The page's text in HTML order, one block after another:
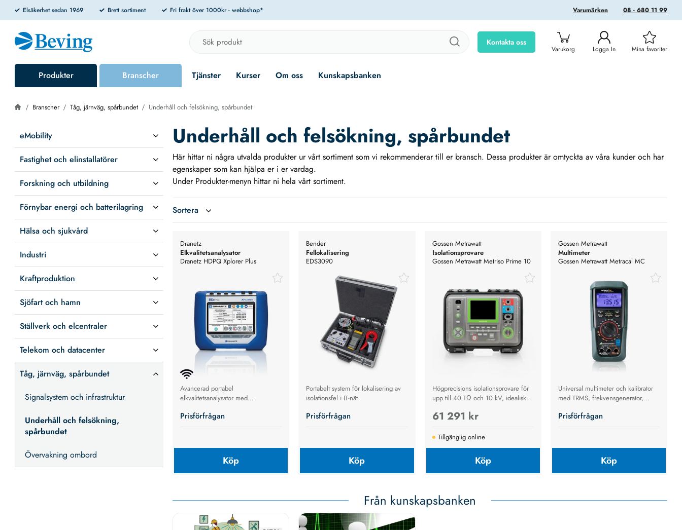
Elsäkerhet sedan 1969 Brett sortiment Fri frakt över 1000kr - webbshop* 08 - 680 11 99
Varumärken
Kontakta oss
Varukorg Logga In Mina favoriter
Produkter Branscher Tjänster Kurser Om oss Kunskapsbanken
Branscher Tåg, järnväg, spårbundet Underhåll och felsökning, spårbundet
eMobility
Fastighet och elinstallatörer
Forskning och utbildning
Förnybar energi och batterilagring
Hälsa och sjukvård
Industri
Kraftproduktion
Sjöfart och hamn
Ställverk och elcentraler
Telekom och datacenter
Tåg, järnväg, spårbundet
Signalsystem och infrastruktur
Underhåll och felsökning,
spårbundet
Övervakning ombord
Underhåll och felsökning, spårbundet
Här hittar ni några utvalda produkter ur vårt sortiment som vi rekommenderar till er bransch. Dessa produkter är omtyckta av våra kunder och har
egenskaper som kan hjälpa er i er vardag.
Under Produkter-menyn hittar ni hela vårt sortiment.
Sortera
Dranetz
Elkvalitetsanalysator
Dranetz HDPQ Xplorer Plus
Avancerad portabel
elkvalitetsanalysator med
och fullständig energilogging.
Prisförfrågan
Köp
Bender
Fellokalisering
EDS3090
Portabelt system för lokalisering av
isolationsfel i IT-nät
Prisförfrågan
Köp
Gossen Metrawatt
Isolationsprovare
Gossen Metrawatt Metriso Prime 10
Högprecisions isolationsprovare för
upp till 40 TΩ och 10 kV, idealisk
avancerade mätningar.
61 291 kr
Tillgänglig online
Köp
Gossen Metrawatt
Multimeter
Gossen Metrawatt Metracal MC
Universal multimeter och kalibrator
med TRMS, frekvensgenerator,
precision.
Prisförfrågan
Köp
Från kunskapsbanken